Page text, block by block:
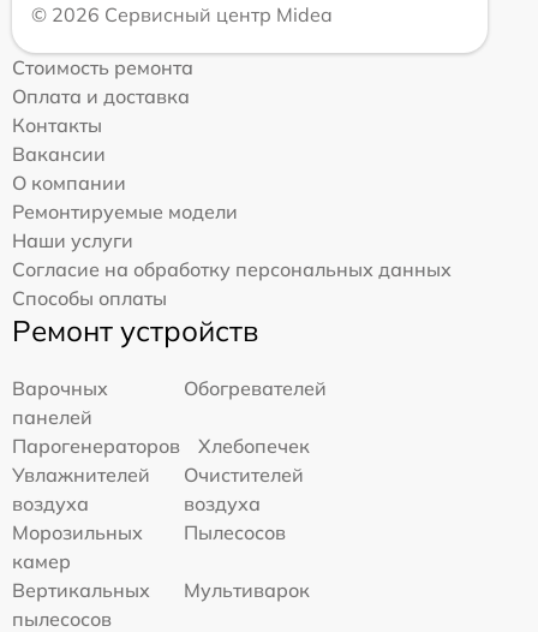
© 2026 Сервисный центр Midea
Стоимость ремонта
Оплата и доставка
Контакты
Вакансии
О компании
Ремонтируемые модели
Наши услуги
Согласие на обработку персональных данных
Способы оплаты
Ремонт устройств
Варочных
панелей
Обогревателей
Парогенераторов
Хлебопечек
Увлажнителей
воздуха
Очистителей
воздуха
Морозильных
камер
Пылесосов
Вертикальных
пылесосов
Мультиварок